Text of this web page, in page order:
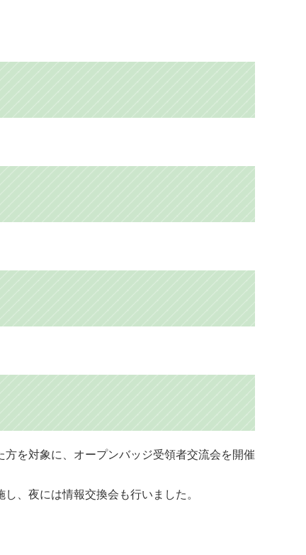
を対象に、オープンバッジ受領者交流会を開催
、夜には情報交換会も行いました。